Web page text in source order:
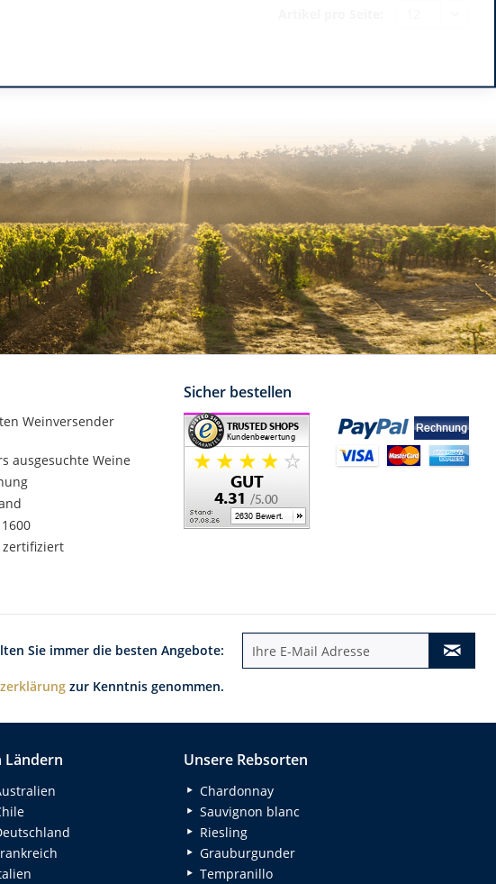
Weinversender
ausgesuchte Weine
zertifiziert
Sicher bestellen
Sie immer die besten Angebote:
zur Kenntnis genommen.
Ländern Unsere Rebsorten
Chardonnay
Sauvignon blanc
Riesling
Grauburgunder
Tempranillo